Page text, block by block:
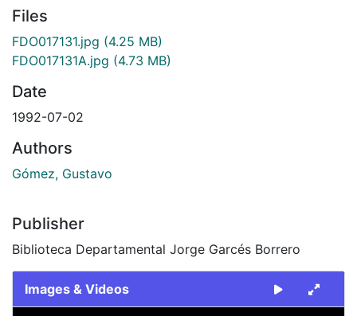
Files
FDO017131.jpg (4.25 MB)
FDO017131A.jpg (4.73 MB)
Date
1992-07-02
Authors
Gómez, Gustavo
Publisher
Biblioteca Departamental Jorge Garcés Borrero
Images & Videos